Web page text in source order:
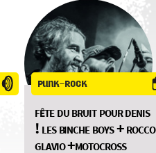
punk-rock
fête du bruit pour denis
! les binche boys + rocco
glavio +motocross